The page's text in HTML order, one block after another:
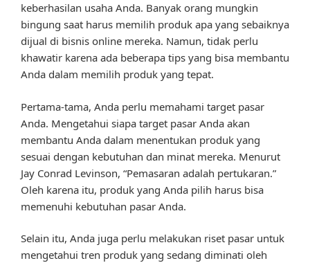
keberhasilan usaha Anda. Banyak orang mungkin
bingung saat harus memilih produk apa yang sebaiknya
dijual di bisnis online mereka. Namun, tidak perlu
khawatir karena ada beberapa tips yang bisa membantu
Anda dalam memilih produk yang tepat.
Pertama-tama, Anda perlu memahami target pasar
Anda. Mengetahui siapa target pasar Anda akan
membantu Anda dalam menentukan produk yang
sesuai dengan kebutuhan dan minat mereka. Menurut
Jay Conrad Levinson, “Pemasaran adalah pertukaran.”
Oleh karena itu, produk yang Anda pilih harus bisa
memenuhi kebutuhan pasar Anda.
Selain itu, Anda juga perlu melakukan riset pasar untuk
mengetahui tren produk yang sedang diminati oleh